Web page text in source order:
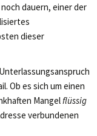
dauern, einer der
dieser
Ob es sich um einen
Mangelflüssig
verbundenen